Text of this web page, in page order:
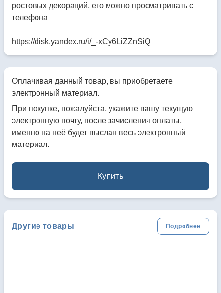
ростовых декораций, его можно просматривать с
телефона
https://disk.yandex.ru/i/_-xCy6LiZZnSiQ
Оплачивая данный товар, вы приобретаете
электронный материал.
При покупке, пожалуйста, укажите вашу текущую
электронную почту, после зачисления оплаты,
именно на неё будет выслан весь электронный
материал.
Купить
Другие товары Подробнее